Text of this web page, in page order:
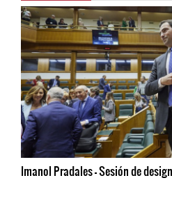
Imanol Pradales - Sesión de